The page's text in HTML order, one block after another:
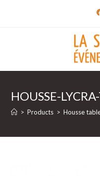
HOUSSE-
> Products > Housse